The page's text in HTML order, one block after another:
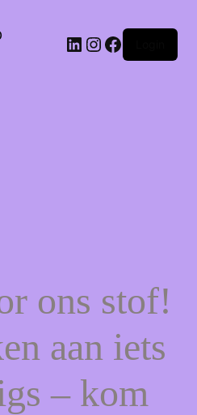
LinkedIn
Instagram
Facebook
ons stof!
aan iets
– kom